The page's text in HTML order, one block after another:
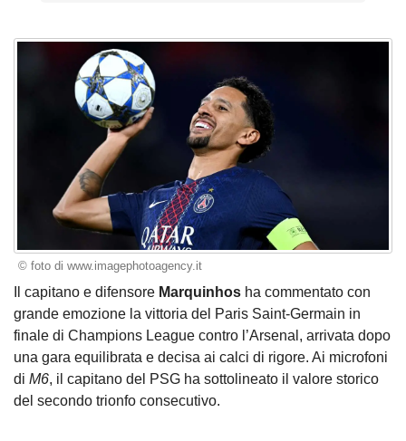
© foto di www.imagephotoagency.it
Il capitano e difensore Marquinhos ha commentato con
grande emozione la vittoria del Paris Saint-Germain in
finale di Champions League contro l’Arsenal, arrivata dopo
una gara equilibrata e decisa ai calci di rigore. Ai microfoni
di M6, il capitano del PSG ha sottolineato il valore storico
del secondo trionfo consecutivo.